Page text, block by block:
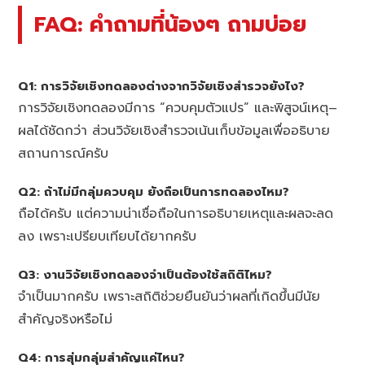
FAQ: คำถามที่น้องๆ ถามบ่อย
Q1: การวิจัยเชิงทดลองต่างจากวิจัยเชิงสำรวจยังไง?
การวิจัยเชิงทดลองมีการ “ควบคุมตัวแปร” และพิสูจน์เหตุ–
ผลได้ชัดกว่า ส่วนวิจัยเชิงสำรวจเน้นเก็บข้อมูลเพื่ออธิบาย
สถานการณ์ครับ
Q2: ถ้าไม่มีกลุ่มควบคุม ยังถือเป็นการทดลองไหม?
ถือได้ครับ แต่ความน่าเชื่อถือในการอธิบายเหตุและผลจะลด
ลง เพราะเปรียบเทียบได้ยากครับ
Q3: งานวิจัยเชิงทดลองจำเป็นต้องใช้สถิติไหม?
จำเป็นมากครับ เพราะสถิติช่วยยืนยันว่าผลที่เกิดขึ้นมีนัย
สำคัญจริงหรือไม่
Q4: การสุ่มกลุ่มสำคัญแค่ไหน?